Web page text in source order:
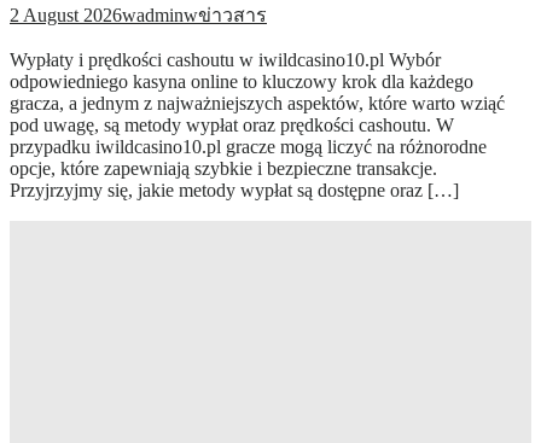
2 August 2026wadminwข่าวสาร
Wypłaty i prędkości cashoutu w iwildcasino10.pl Wybór
odpowiedniego kasyna online to kluczowy krok dla każdego
gracza, a jednym z najważniejszych aspektów, które warto wziąć
pod uwagę, są metody wypłat oraz prędkości cashoutu. W
przypadku iwildcasino10.pl gracze mogą liczyć na różnorodne
opcje, które zapewniają szybkie i bezpieczne transakcje.
Przyjrzyjmy się, jakie metody wypłat są dostępne oraz […]